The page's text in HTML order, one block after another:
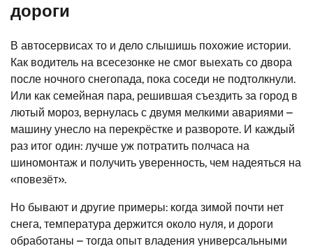
дороги
В автосервисах то и дело слышишь похожие истории.
Как водитель на всесезонке не смог выехать со двора
после ночного снегопада, пока соседи не подтолкнули.
Или как семейная пара, решившая съездить за город в
лютый мороз, вернулась с двумя мелкими авариями –
машину унесло на перекрёстке и развороте. И каждый
раз итог один: лучше уж потратить полчаса на
шиномонтаж и получить уверенность, чем надеяться на
«повезёт».
Но бывают и другие примеры: когда зимой почти нет
снега, температура держится около нуля, и дороги
обработаны – тогда опыт владения универсальными